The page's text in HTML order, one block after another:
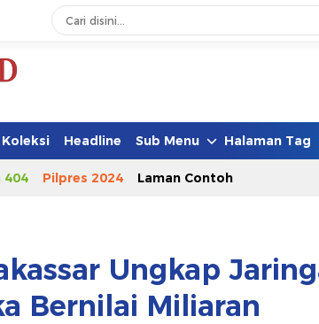
Koleksi Headline Sub Menu Halaman Tag
404 Pilpres 2024 Laman Contoh
Ungkap
Bernilai Miliaran